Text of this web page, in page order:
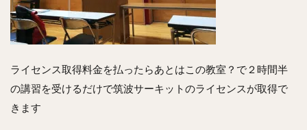
ライセンス取得料金を払ったらあとはこの教室？で２時間半
の講習を受けるだけで筑波サーキットのライセンスが取得で
きます